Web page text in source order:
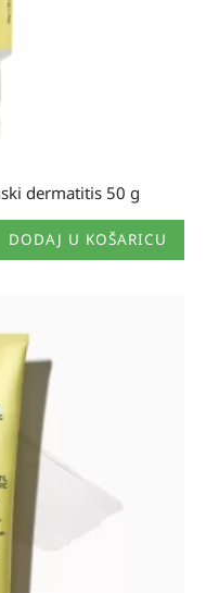
dermatitis 50 g
DODAJ U KOŠARICU